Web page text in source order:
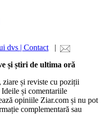
dvs | Contact |
și știri de ultima oră
și reviste cu poziții
și comentariile
opiniile Ziar.com și nu pot
complementară sau